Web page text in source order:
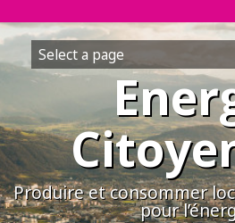
Aller
au
contenu
Produire et consommer
pour